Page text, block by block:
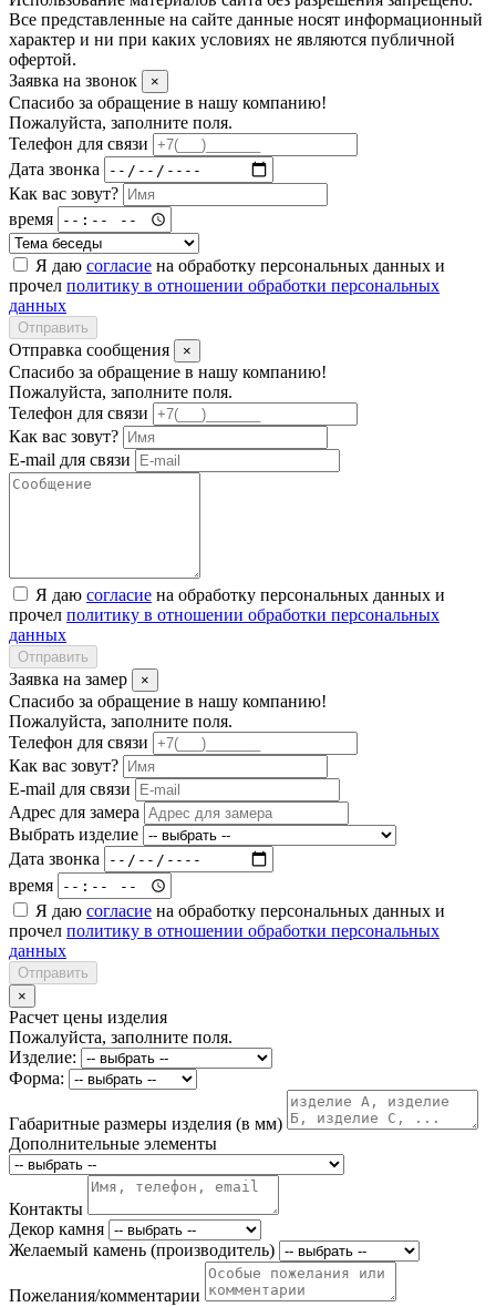
Все представленные на сайте данные носят информационный
характер и ни при каких условиях не являются публичной
офертой.
Заявка на звонок
×
Спасибо за обращение в нашу компанию!
Пожалуйста, заполните поля.
Телефон для связи
Дата звонка
Как вас зовут?
время
Я даю согласие на обработку персональных данных и
прочел политику в отношении обработки персональных
данных
Отправить
Отправка сообщения ×
Спасибо за обращение в нашу компанию!
Пожалуйста, заполните поля.
Телефон для связи
Как вас зовут?
E-mail для связи
Я даю согласие на обработку персональных данных и
прочел политику в отношении обработки персональных
данных
Отправить
Заявка на замер ×
Спасибо за обращение в нашу компанию!
Пожалуйста, заполните поля.
Телефон для связи
Как вас зовут?
E-mail для связи
Адрес для замера
Выбрать изделие
Дата звонка
время
Я даю согласие на обработку персональных данных и
прочел политику в отношении обработки персональных
данных
Отправить
×
Расчет цены изделия
Пожалуйста, заполните поля.
Изделие:
Форма:
Габаритные размеры изделия (в мм)
Дополнительные элементы
Контакты
Декор камня
Желаемый камень (производитель)
Пожелания/комментарии